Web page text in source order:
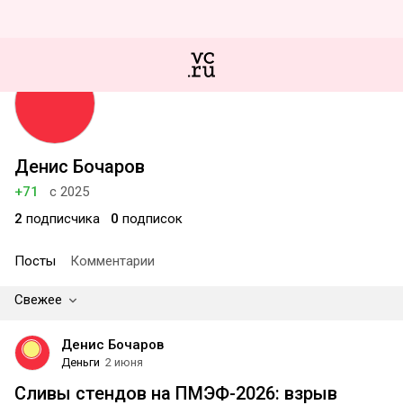
Денис Бочаров
+71
с 2025
2 подписчика 0 подписок
Посты Комментарии
Свежее
Денис Бочаров
Деньги 2 июня
Сливы стендов на ПМЭФ-2026: взрыв